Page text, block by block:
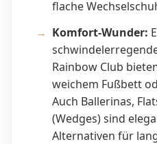
flache
Komfort-Wunder:
Rainbow Club
weichem Fußbett
Auch Ballerinas,
(Wedges) sind
Alternativen für